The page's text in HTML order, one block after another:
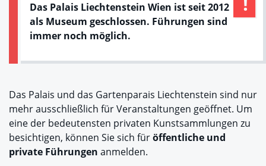
Das Palais Liechtenstein Wien ist seit 2012
als Museum geschlossen. Führungen sind
immer noch möglich.
Das Palais und das Gartenparais Liechtenstein sind nur
mehr ausschließlich für Veranstaltungen geöffnet. Um
eine der bedeutensten privaten Kunstsammlungen zu
besichtigen, können Sie sich füröffentliche und
private Führungen anmelden.